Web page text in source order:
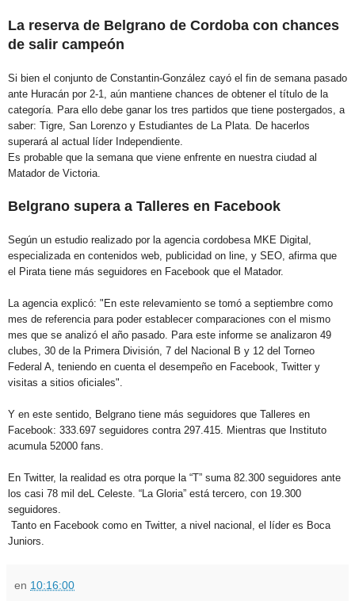
La reserva de Belgrano de Cordoba con chances
de salir campeón
Si bien el conjunto de Constantin-González cayó el fin de semana pasado
ante Huracán por 2-1, aún mantiene chances de obtener el título de la
categoría. Para ello debe ganar los tres partidos que tiene postergados, a
saber: Tigre, San Lorenzo y Estudiantes de La Plata. De hacerlos
superará al actual líder Independiente.
Es probable que la semana que viene enfrente en nuestra ciudad al
Matador de Victoria.
Belgrano supera a Talleres en Facebook
Según un estudio realizado por la agencia cordobesa MKE Digital,
especializada en contenidos web, publicidad on line, y SEO, afirma que
el Pirata tiene más seguidores en Facebook que el Matador.
La agencia explicó: "En este relevamiento se tomó a septiembre como
mes de referencia para poder establecer comparaciones con el mismo
mes que se analizó el año pasado. Para este informe se analizaron 49
clubes, 30 de la Primera División, 7 del Nacional B y 12 del Torneo
Federal A, teniendo en cuenta el desempeño en Facebook, Twitter y
visitas a sitios oficiales".
Y en este sentido, Belgrano tiene más seguidores que Talleres en
Facebook: 333.697 seguidores contra 297.415. Mientras que Instituto
acumula 52000 fans.
En Twitter, la realidad es otra porque la “T” suma 82.300 seguidores ante
los casi 78 mil deL Celeste. “La Gloria” está tercero, con 19.300
seguidores.
Tanto en Facebook como en Twitter, a nivel nacional, el líder es Boca
Juniors.
en 10:16:00